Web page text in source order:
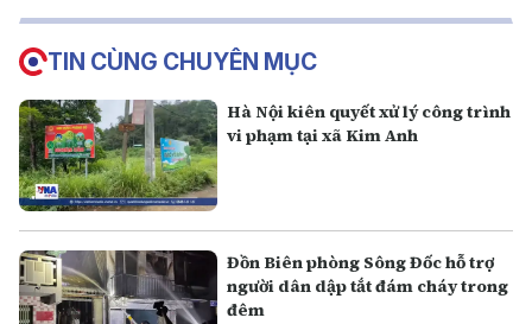
TIN CÙNG CHUYÊN MỤC
Hà Nội kiên quyết xử lý công trình
vi phạm tại xã Kim Anh
Đồn Biên phòng Sông Đốc hỗ trợ
người dân dập tắt đám cháy trong
đêm